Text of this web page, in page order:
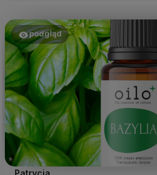
podgląd
Patrycja